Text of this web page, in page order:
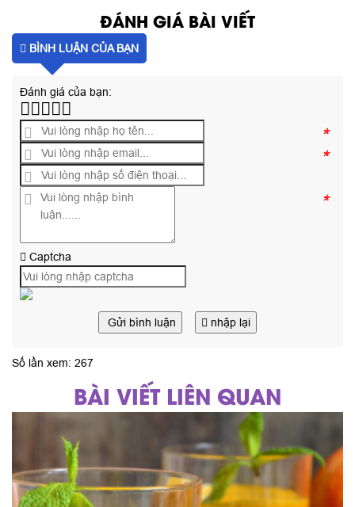
ĐÁNH GIÁ BÀI VIẾT
BÌNH LUẬN CỦA BẠN
Đánh giá của bạn:
*
*
*
Captcha
Gửi bình luận nhập lại
Số lần xem: 267
BÀI VIẾT LIÊN QUAN